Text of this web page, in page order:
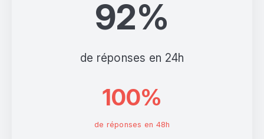
92%
de réponses en 24h
100%
de réponses en 48h